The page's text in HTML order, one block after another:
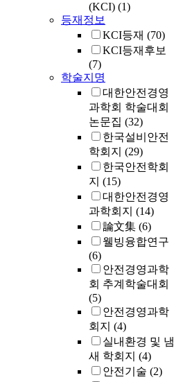
(KCI) (1)
등재정보
KCI등재 (70)
KCI등재후보
(7)
학술지명
대한안전경영
과학회 학술대회
논문집 (32)
한국설비안전
학회지 (29)
한국안전학회
지 (15)
대한안전경영
과학회지 (14)
論文集 (6)
웰빙융합연구
(6)
안전경영과학
회 추계학술대회
(5)
안전경영과학
회지 (4)
실내환경 및 냄
새 학회지 (4)
안전기술 (2)